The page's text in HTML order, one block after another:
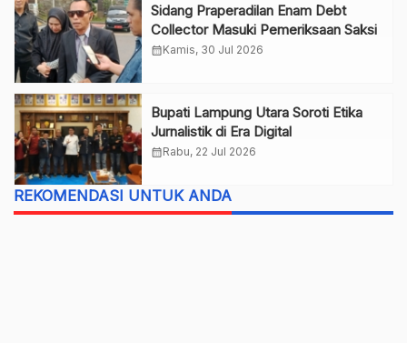
Sidang Praperadilan Enam Debt
Collector Masuki Pemeriksaan Saksi
calendar_monthKamis, 30 Jul 2026
Bupati Lampung Utara Soroti Etika
Jurnalistik di Era Digital
calendar_monthRabu, 22 Jul 2026
REKOMENDASI UNTUK ANDA